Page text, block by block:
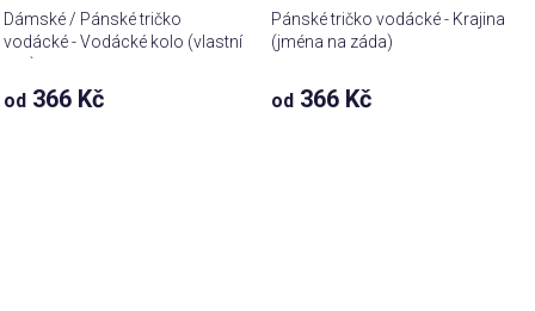
Dámské / Pánské tričko
vodácké - Vodácké kolo (vlastní
text)
od 366 Kč
Pánské tričko vodácké - Krajina
(jména na záda)
od 366 Kč